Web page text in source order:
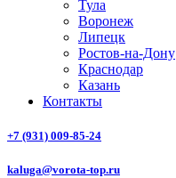
Тула
Воронеж
Липецк
Ростов-на-Дону
Краснодар
Казань
Контакты
+7 (931) 009-85-24
kaluga@vorota-top.ru